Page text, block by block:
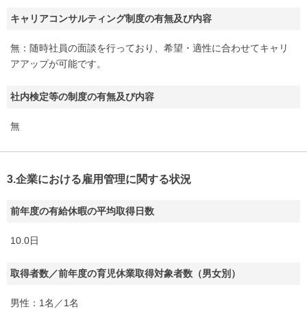
キャリアコンサルティング制度の有無及び内容
無：随時社員の面談を行っており、希望・適性に合わせてキャリ
アアップが可能です。
社内検定等の制度の有無及び内容
無
3.企業における雇用管理に関する状況
前年度の有給休暇の平均取得日数
10.0日
取得者数／前年度の育児休業取得対象者数（男女別）
男性：1名／1名